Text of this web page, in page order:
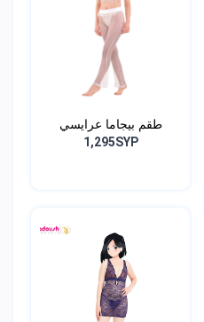
طقم بيجاما عرايسي
1,295SYP